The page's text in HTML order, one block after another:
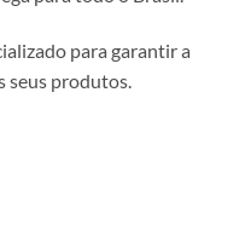
para garantir a
seus produtos.